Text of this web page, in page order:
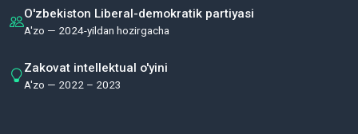
O'zbekiston Liberal-demokratik partiyasi
A'zo — 2024-yildan hozirgacha
Zakovat intellektual o'yini
A'zo — 2022 – 2023